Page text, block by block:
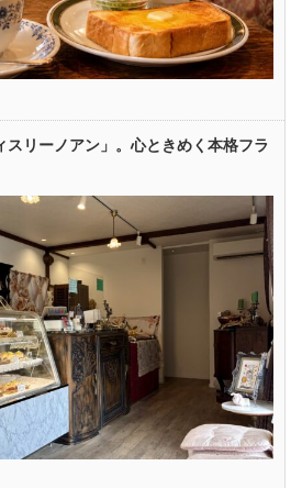
スリーノアン」。心ときめく本格フラ